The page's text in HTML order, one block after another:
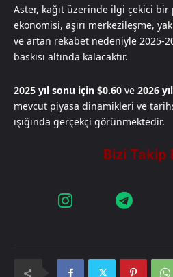
Aster, kağıt üzerinde ilgi çekici
ekonomisi, aşırı merkezileşme,
ve artan rekabet nedeniyle 2025-
baskısı altında kalacaktır.
2025 yıl sonu için $0.60 ve 2026
mevcut piyasa dinamikleri ve
ışığında gerçekçi görünmektedir.